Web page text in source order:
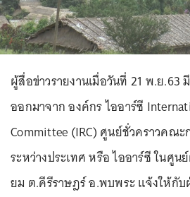
ผู้สื่อข่าวรายงานเมื่อวันที่ 21 พ.ย.63
ออกมาจาก องค์กร ไออาร์ซี
Committee (IRC) ศูนย์ชั่วคราวคณะ
ระหว่างประเทศ หรือ ไออาร์ซี ในศู
ยม ต.คีรีราษฎร์ อ.พบพระ แจ้งให้กั